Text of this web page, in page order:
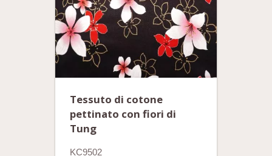
Tessuto di cotone
pettinato con fiori di
Tung
KC9502